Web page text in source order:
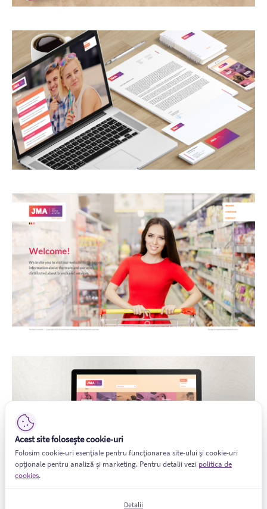
Acest site folosește cookie-uri
Folosim cookie-uri esențiale pentru funcționarea site-ului și cookie-uri
opționale pentru analiză și marketing. Pentru detalii vezi politica de
cookies.
Detalii